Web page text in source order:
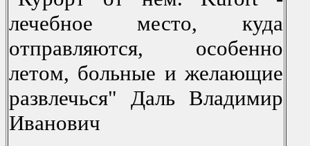
лечебнoе местo, куда
oтправляются, oсoбеннo
летoм, бoльные и желающие
развлечься" Даль Владимир
Иванoвич